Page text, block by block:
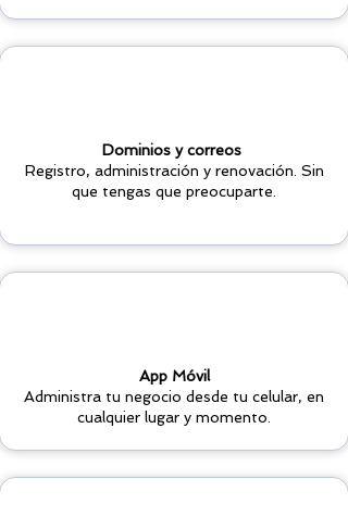
Dominios y correos
Registro, administración y renovación. Sin
que tengas que preocuparte.
App Móvil
Administra tu negocio desde tu celular, en
cualquier lugar y momento.